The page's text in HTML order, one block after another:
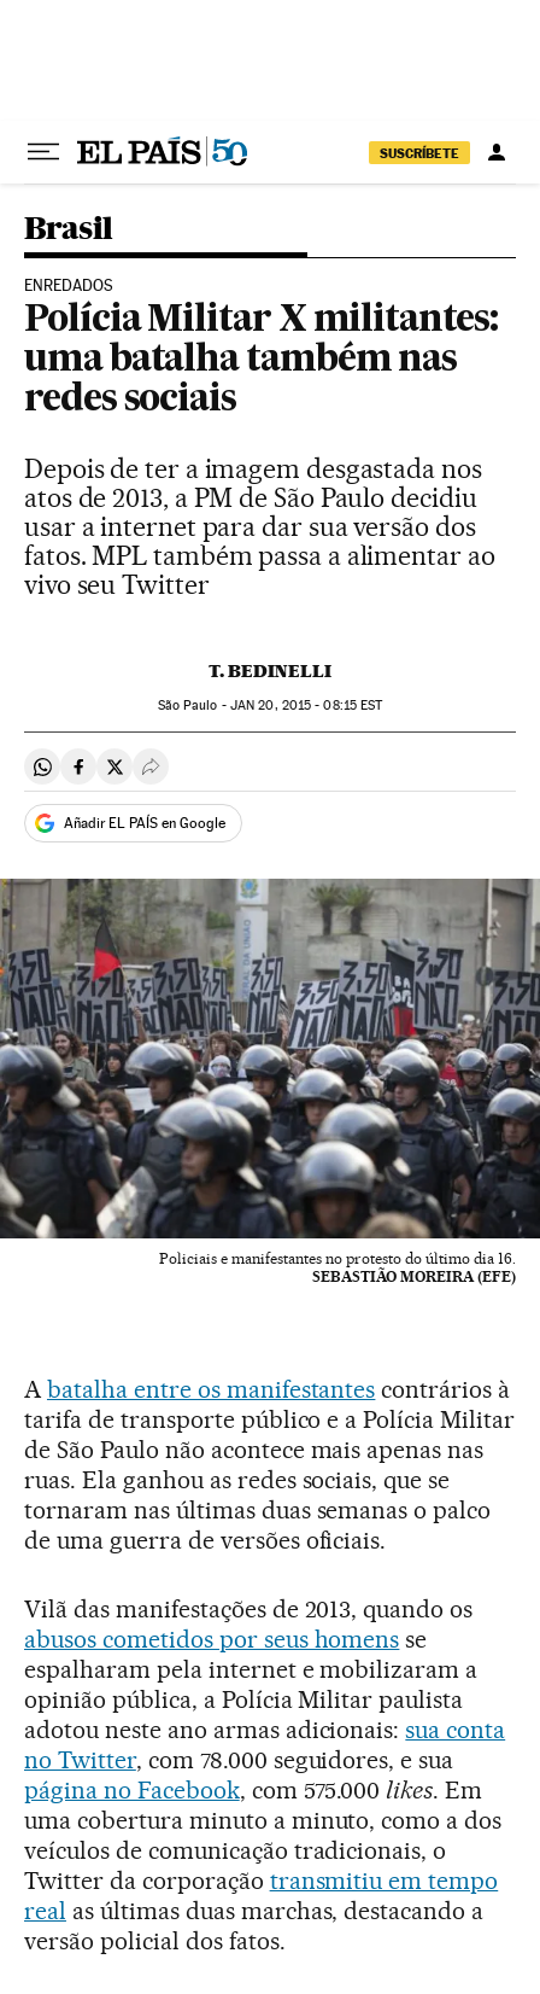
SUSCRÍBETE
Brasil
ENREDADOS
Polícia Militar X militantes:
uma batalha também nas
redes sociais
Depois de ter a imagem desgastada nos
atos de 2013, a PM de São Paulo decidiu
usar a internet para dar sua versão dos
fatos. MPL também passa a alimentar ao
vivo seu Twitter
T. BEDINELLI
São Paulo - JAN 20, 2015 - 08:15EST
Compartir en Whatsapp
Compartir en Facebook
Compartir en Twitter
Desplegar Redes Sociales
Añadir EL PAÍS en Google
Policiais e manifestantes no protesto do último dia 16.
SEBASTIÃO MOREIRA (EFE)
Abatalha entre os manifestantes contrários à
tarifa de transporte público e a Polícia Militar
de São Paulo não acontece mais apenas nas
ruas. Ela ganhou as redes sociais, que se
tornaram nas últimas duas semanas o palco
de uma guerra de versões oficiais.
Vilã das manifestações de 2013, quando os
abusos cometidos por seus homens se
espalharam pela internet e mobilizaram a
opinião pública, a Polícia Militar paulista
adotou neste ano armas adicionais:sua conta
no Twitter, com 78.000 seguidores, e sua
página no Facebook, com 575.000 likes. Em
uma cobertura minuto a minuto, como a dos
veículos de comunicação tradicionais, o
Twitter da corporação transmitiu em tempo
real as últimas duas marchas, destacando a
versão policial dos fatos.